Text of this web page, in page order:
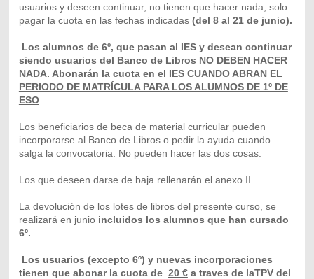
usuarios y deseen continuar, no tienen que hacer nada, solo
pagar la cuota en las fechas indicadas (del 8 al 21 de junio).
Los alumnos de 6º, que pasan al IES y desean continuar
siendo usuarios del Banco de Libros NO DEBEN HACER
NADA. Abonarán la cuota en el IES CUANDO ABRAN EL
PERIODO DE MATRÍCULA PARA LOS ALUMNOS DE 1º DE
ESO
Los beneficiarios de beca de material curricular pueden
incorporarse al Banco de Libros o pedir la ayuda cuando
salga la convocatoria. No pueden hacer las dos cosas.
Los que deseen darse de baja rellenarán el anexo II.
La devolución de los lotes de libros del presente curso, se
realizará en junio incluidos los alumnos que han cursado
6º.
Los usuarios (excepto 6º) y nuevas incorporaciones
tienen que abonar la cuota de 20 €a traves de laTPV del